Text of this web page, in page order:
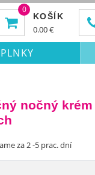
0
KOŠÍK
0.00€
nočný
za 2 -5 prac. dní